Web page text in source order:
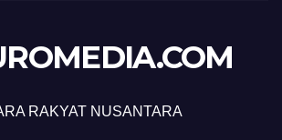
RAKYAT NUSANTARA